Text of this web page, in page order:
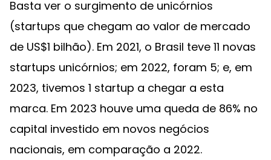
Basta ver o surgimento de unicórnios
(startups que chegam ao valor de mercado
de US$1 bilhão). Em 2021, o Brasil teve 11 novas
startups unicórnios; em 2022, foram 5; e, em
2023, tivemos 1 startup a chegar a esta
marca. Em 2023 houve uma queda de 86% no
capital investido em novos negócios
nacionais, em comparação a 2022.